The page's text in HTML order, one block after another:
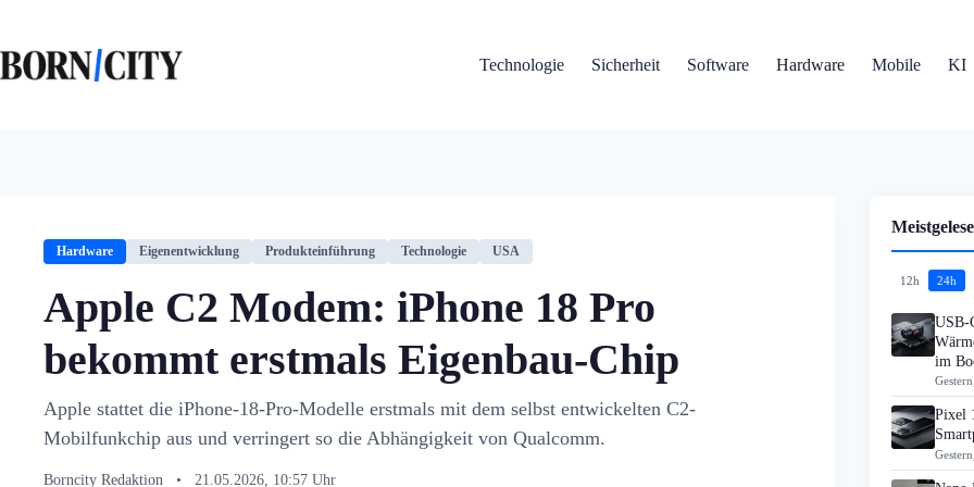
springen
Technologie
Sicherheit Software Hardware Mobile KI
Hardware Eigenentwicklung Produkteinführung Technologie USA
Apple C2 Modem: iPhone 18 Pro
bekommt erstmals Eigenbau-Chip
Apple stattet die iPhone-18-Pro-Modelle erstmals mit dem selbst entwickelten C2-
Mobilfunkchip aus und verringert so die Abhängigkeit von Qualcomm.
Borncity Redaktion • 21.05.2026, 10:57 Uhr
12h 24h
USB-
im
Pixel